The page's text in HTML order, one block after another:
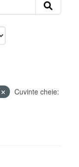
Cuvinte cheie: